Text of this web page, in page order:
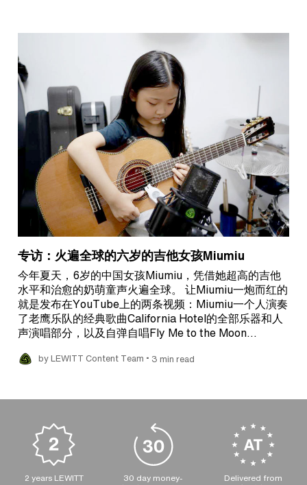
专访：火遍全球的六岁的吉他女孩Miumiu
今年夏天，6岁的中国女孩Miumiu，凭借她超高的吉他
水平和治愈的奶萌童声火遍全球。 让Miumiu一炮而红的
就是发布在YouTube上的两条视频：Miumiu一个人演奏
了老鹰乐队的经典歌曲California Hotel的全部乐器和人
声演唱部分，以及自弹自唱Fly Me to the Moon…
by LEWITT Content Team • 3 min read
2 years LEWITT
30 day money-
Delivered from